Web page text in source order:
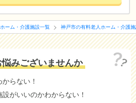
ーム・介護施設一覧 神戸市の有料老人ホーム・介護
みございませんか
らない！
がいいのかわからない！